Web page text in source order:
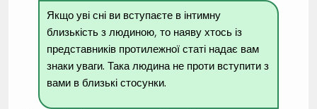
Якщо уві сні ви вступаєте в інтимну
близькість з людиною, то наяву хтось із
представників протилежної статі надає вам
знаки уваги. Така людина не проти вступити з
вами в близькі стосунки.